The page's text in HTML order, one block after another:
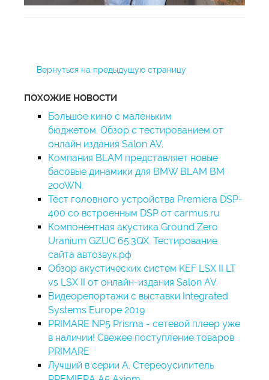
Вернуться на предыдущую страницу
ПОХОЖИЕ НОВОСТИ
Большое кино с маленьким
бюджетом. Обзор с тестированием от
онлайн издания Salon AV.
Компания BLAM представляет новые
басовые динамики для BMW BLAM BM
200WN.
Тест головного устройства Premiera DSP-
400 со встроенным DSP от carmus.ru
Компонентная акустика Ground Zero
Uranium GZUC 65.3QX. Тестирование
сайта автозвук.рф
Обзор акустических систем KEF LSX II LT
vs LSX II от онлайн-издания Salon AV.
Видеорепортажи с выставки Integrated
Systems Europe 2019
PRIMARE NP5 Prisma - сетевой плеер уже
в наличии! Свежее поступление товаров
PRIMARE
Лучший в серии А. Стереоусилитель